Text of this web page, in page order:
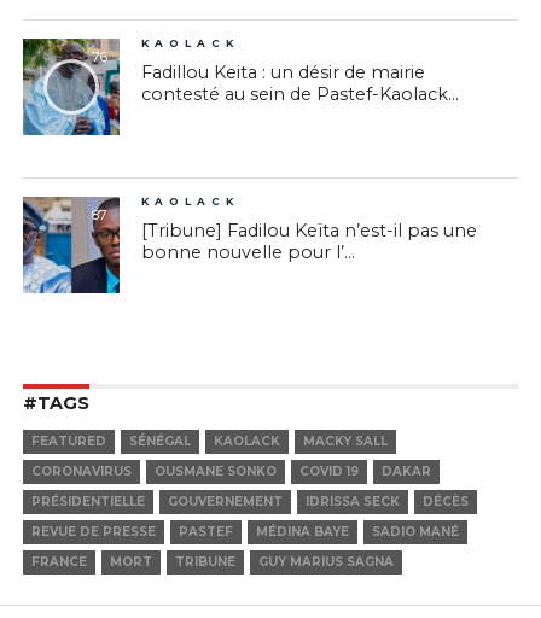
76
KAOLACK
Fadillou Keita : un désir de mairie
contesté au sein de Pastef-Kaolack...
87
KAOLACK
[Tribune] Fadilou Keïta n’est-il pas une
bonne nouvelle pour l’...
#TAGS
FEATURED SÉNÉGAL KAOLACK
MACKY SALL
CORONAVIRUS
OUSMANE SONKO COVID 19
DAKAR
PRÉSIDENTIELLE
GOUVERNEMENT IDRISSA SECK
DÉCÈS
REVUE DE PRESSE
PASTEF MÉDINA BAYE
SADIO MANÉ
FRANCE
MORT TRIBUNE GUY MARIUS SAGNA